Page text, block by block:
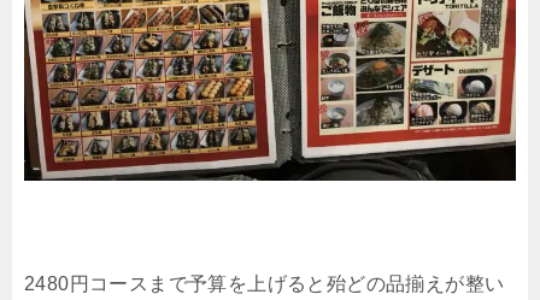
2480円コースまで予算を上げると殆どの品揃えが整い